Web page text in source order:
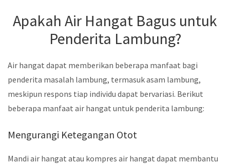
Apakah Air Hangat Bagus untuk
Penderita Lambung?
Air hangat dapat memberikan beberapa manfaat bagi
penderita masalah lambung, termasuk asam lambung,
meskipun respons tiap individu dapat bervariasi. Berikut
beberapa manfaat air hangat untuk penderita lambung:
Mengurangi Ketegangan Otot
Mandi air hangat atau kompres air hangat dapat membantu